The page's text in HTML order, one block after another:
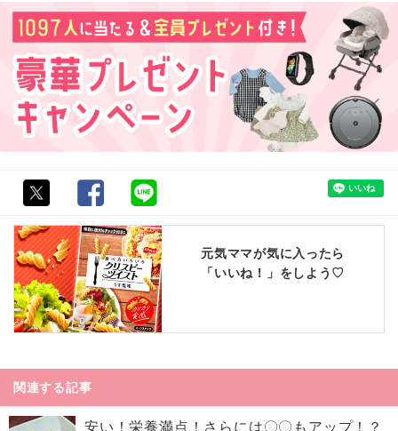
元気ママが気に入ったら
「いいね！」をしよう♡
関連する記事
安い！栄養満点！さらには〇〇もアップ！？